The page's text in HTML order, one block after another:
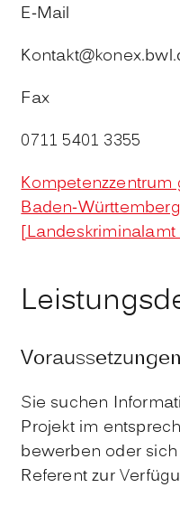
E-Mail
Fax
0711 5401 3355
Baden-
Voraussetzungen
Sie suchen
Projekt im
bewerben oder
Referent zur